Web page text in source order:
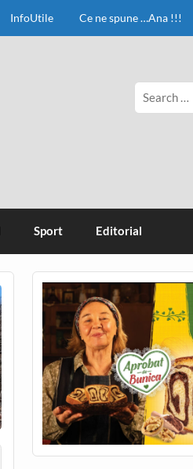
InfoUtile Ce ne spune …Ana !!!
Sport Editorial